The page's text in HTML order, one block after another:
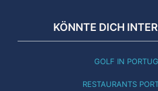
KÖNNTE DICH
GOLF IN
RESTAURANTS